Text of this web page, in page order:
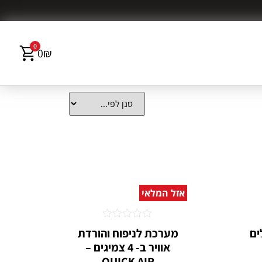
00₪
אזל המלאי
מערכת לניפוח והורדת
אוויר ב- 4 צמיגים –
0
מתוך